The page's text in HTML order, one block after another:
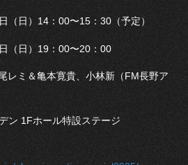
（日）14：00〜15：30（予定）
（日）19：00〜20：00
レミ＆亀本寛貴、小林新（FM長野ア
ン 1Fホール特設ステージ